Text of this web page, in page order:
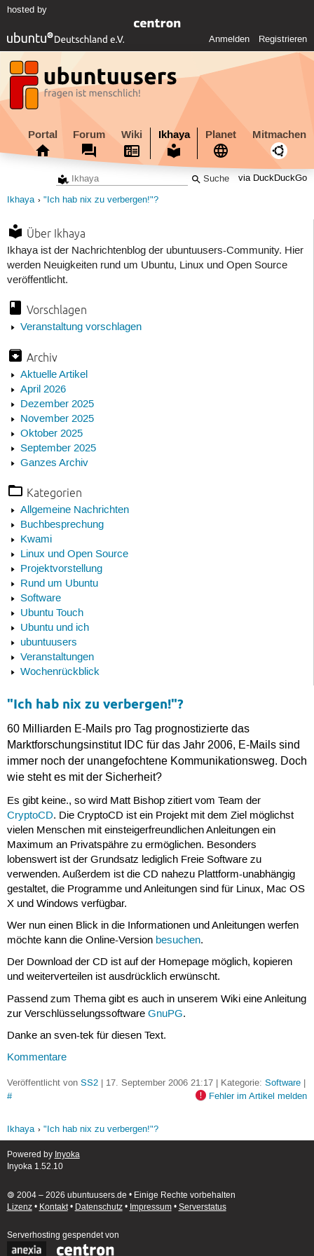
hosted by
Anmelden Registrieren
Portal Forum Wiki Ikhaya Planet Mitmachen
via DuckDuckGo
Ikhaya "Ich hab nix zu verbergen!"?
Über Ikhaya
Ikhaya ist der Nachrichtenblog der ubuntuusers-Community. Hier
werden Neuigkeiten rund um Ubuntu, Linux und Open Source
veröffentlicht.
Vorschlagen
Veranstaltung vorschlagen
Archiv
Aktuelle Artikel
April 2026
Dezember 2025
November 2025
Oktober 2025
September 2025
Ganzes Archiv
Kategorien
Allgemeine Nachrichten
Buchbesprechung
Kwami
Linux und Open Source
Projektvorstellung
Rund um Ubuntu
Software
Ubuntu Touch
Ubuntu und ich
ubuntuusers
Veranstaltungen
Wochenrückblick
"Ich hab nix zu verbergen!"?
60 Milliarden E-Mails pro Tag prognostizierte das
Marktforschungsinstitut IDC für das Jahr 2006, E-Mails sind
immer noch der unangefochtene Kommunikationsweg. Doch
wie steht es mit der Sicherheit?
Es gibt keine., so wird Matt Bishop zitiert vom Team der
CryptoCD. Die CryptoCD ist ein Projekt mit dem Ziel möglichst
vielen Menschen mit einsteigerfreundlichen Anleitungen ein
Maximum an Privatspähre zu ermöglichen. Besonders
lobenswert ist der Grundsatz lediglich Freie Software zu
verwenden. Außerdem ist die CD nahezu Plattform-unabhängig
gestaltet, die Programme und Anleitungen sind für Linux, Mac OS
X und Windows verfügbar.
Wer nun einen Blick in die Informationen und Anleitungen werfen
möchte kann die Online-Version besuchen.
Der Download der CD ist auf der Homepage möglich, kopieren
und weiterverteilen ist ausdrücklich erwünscht.
Passend zum Thema gibt es auch in unserem Wiki eine Anleitung
zur Verschlüsselungssoftware GnuPG.
Danke an sven-tek für diesen Text.
Kommentare
Veröffentlicht von SS2| 17. September 2006 21:17 | Kategorie: Software|
#
Fehler im Artikel melden
Ikhaya "Ich hab nix zu verbergen!"?
Powered by Inyoka
Inyoka 1.52.10
🄯 2004 – 2026 ubuntuusers.de • Einige Rechte vorbehalten
Lizenz• Kontakt• Datenschutz• Impressum• Serverstatus
Serverhosting gespendet von